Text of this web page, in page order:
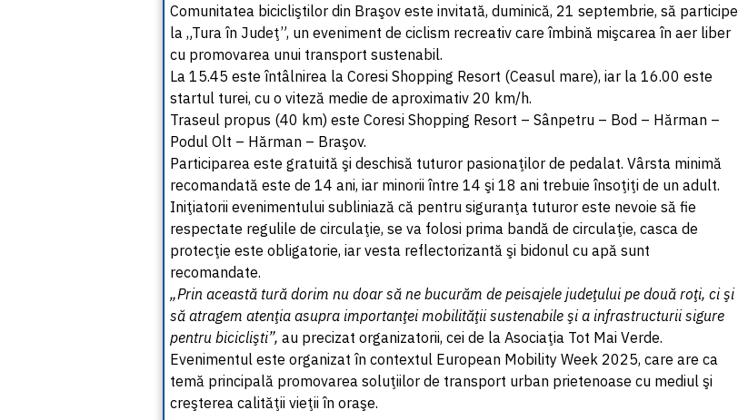
1 NZD= 2.6097 RON
1 PLN= 1.1646 RON
1 RSD= 0.0425 RON
1 SEK = 0.4526 RON
1 TRY
= 0.1141 RON
1 UAH= 0.1048 RON
1 XDR= 5.9383 RON
Comunitatea bicicliştilor din Braşov este invitată, duminică, 21 septembrie, să participe
la „Tura în Judeţ”, un eveniment de ciclism recreativ care îmbină mişcarea în aer liber
cu promovarea unui transport sustenabil.
La 15.45 este întâlnirea la Coresi Shopping Resort (Ceasul mare), iar la 16.00 este
startul turei, cu o viteză medie de aproximativ 20 km/h.
Traseul propus (40 km) este Coresi Shopping Resort – Sânpetru – Bod – Hărman –
Podul Olt – Hărman – Braşov.
Participarea este gratuită şi deschisă tuturor pasionaţilor de pedalat. Vârsta minimă
recomandată este de 14 ani, iar minorii între 14 şi 18 ani trebuie însoţiţi de un adult.
Iniţiatorii evenimentului subliniază că pentru siguranţa tuturor este nevoie să fie
respectate regulile de circulaţie, se va folosi prima bandă de circulaţie, casca de
protecţie este obligatorie, iar vesta reflectorizantă şi bidonul cu apă sunt
recomandate.
„Prin această tură dorim nu doar să ne bucurăm de peisajele judeţului pe două roţi, ci şi
să atragem atenţia asupra importanţei mobilităţii sustenabile şi a infrastructurii sigure
pentru biciclişti”, au precizat organizatorii, cei de la Asociaţia Tot Mai Verde.
Evenimentul este organizat în contextul European Mobility Week 2025, care are ca
temă principală promovarea soluţiilor de transport urban prietenoase cu mediul şi
creşterea calităţii vieţii în oraşe.